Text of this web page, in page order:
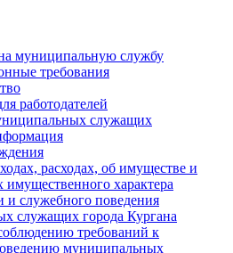
муниципальную службу
требования
работодателей
служащих
расходах, об имуществе и
имущественного характера
и служебного поведения
служащих города Кургана
требований к
муниципальных